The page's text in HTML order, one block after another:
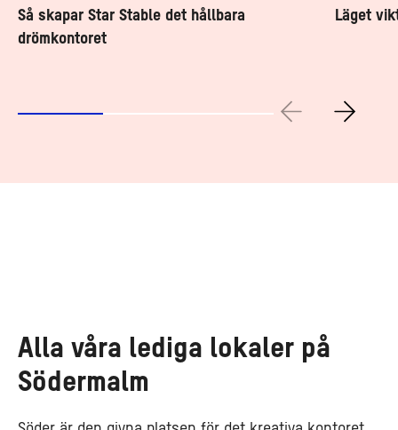
Så skapar Star Stable det hållbara
drömkontoret
Läget
Alla våra lediga lokaler på
Södermalm